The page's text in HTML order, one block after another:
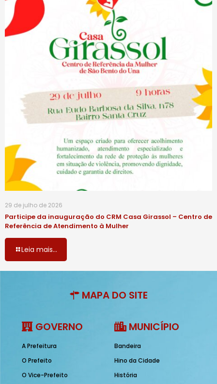
29 de julho de 2026
Participe da inauguração do CRM Casa Girassol – Centro de
Referência de Atendimento à Mulher
Leia mais...
MAPA DO SITE
GOVERNO
A Prefeitura
O Prefeito
O Vice-Prefeito
MUNICÍPIO
Bandeira
Hino da Cidade
História